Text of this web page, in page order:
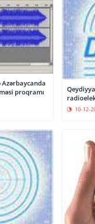
Azərbaycanda
proqramı
10-12-